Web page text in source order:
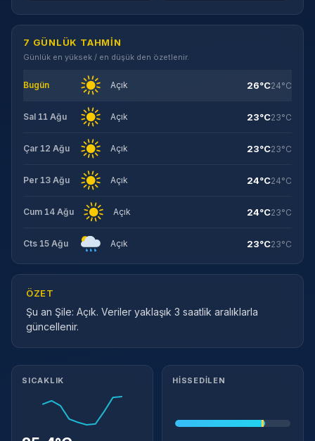
7 GÜNLÜK TAHMIN
Günlük en yüksek / en düşük den özetlenir.
Bugün Açık 26°C24°C
Sal 11 Ağu Açık 23°C23°C
Çar 12 Ağu Açık 23°C23°C
Per 13 Ağu Açık 24°C24°C
Cum 14 Ağu Açık 24°C23°C
Cts 15 Ağu Açık 23°C23°C
ÖZET
Şu an Şile: Açık. Veriler yaklaşık 3 saatlik aralıklarla
güncellenir.
Meteorolojik ayrıntılar
SICAKLIK HISSEDILEN